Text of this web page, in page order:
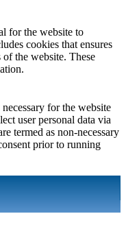
for the website to
cookies that ensures
the website. These
for the website
user personal data via
termed as non-necessary
prior to running